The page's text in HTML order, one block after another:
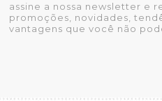
assine a nossa newsletter e
promoções, novidades,
vantagens que você não